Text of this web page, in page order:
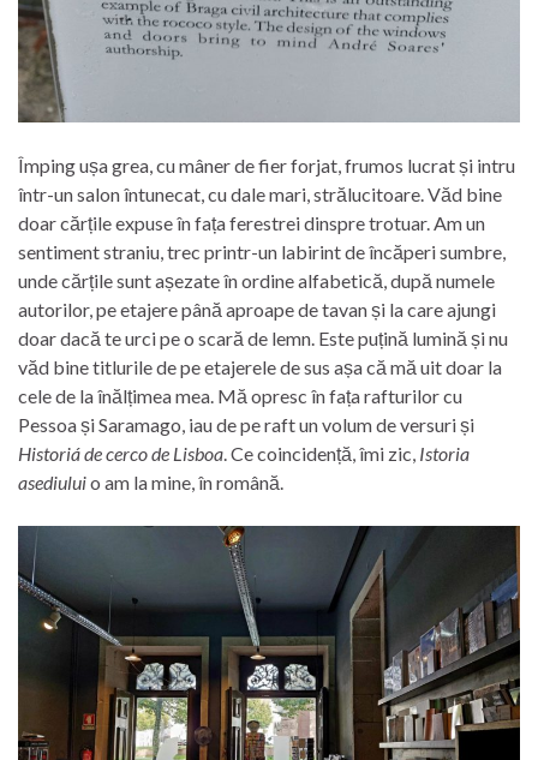
Împing ușa grea, cu mâner de fier forjat, frumos lucrat și intru
într-un salon întunecat, cu dale mari, strălucitoare. Văd bine
doar cărțile expuse în fața ferestrei dinspre trotuar. Am un
sentiment straniu, trec printr-un labirint de încăperi sumbre,
unde cărțile sunt așezate în ordine alfabetică, după numele
autorilor, pe etajere până aproape de tavan și la care ajungi
doar dacă te urci pe o scară de lemn. Este puțină lumină și nu
văd bine titlurile de pe etajerele de sus așa că mă uit doar la
cele de la înălțimea mea. Mă opresc în fața rafturilor cu
Pessoa și Saramago, iau de pe raft un volum de versuri și
Historiá de cerco de Lisboa . Ce coincidență, îmi zic, Istoria
asediuluio am la mine, în română.